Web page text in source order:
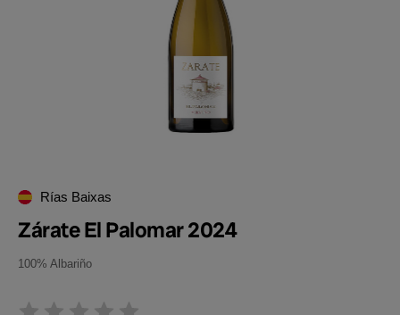
Rías Baixas
Zárate El Palomar 2024
100% Albariño